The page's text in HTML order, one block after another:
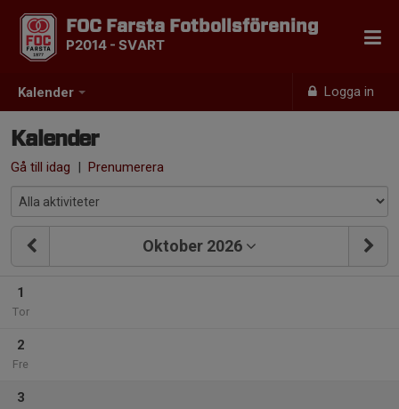
Kalender Logga in
FOC Farsta Fotbollsförening
P2014 - SVART
Kalender
Gå till idag | Prenumerera
Oktober 2026
1
Tor
2
Fre
3